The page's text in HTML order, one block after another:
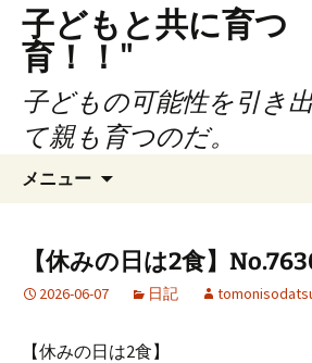
子どもと共に育
育！！"
子どもの可能性を引き
て親も育つのだ。
メニュー
ン
ツ
キ
【休みの日は2食】
2026-06-07 日記
【休みの日は2食】